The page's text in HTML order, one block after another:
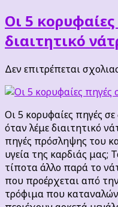
Οι 5
διαιτητικό
Δεν επιτρέπεται
Οι 5 κορυφαίες πηγές σε
όταν λέμε διαιτητικό
πηγές πρόσληψης του
υγεία της καρδιάς μας;
τίποτα άλλο παρά το
που προέρχεται από
τρόφιμα που